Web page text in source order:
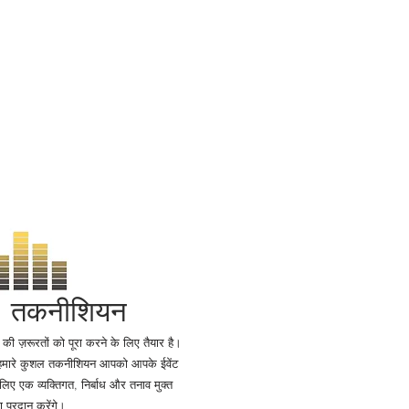
तकनीशियन
ज़रूरतों को पूरा करने के लिए तैयार है।
कुशल तकनीशियन आपको आपके ईवेंट
एक व्यक्तिगत, निर्बाध और तनाव मुक्त
प्रदान करेंगे।